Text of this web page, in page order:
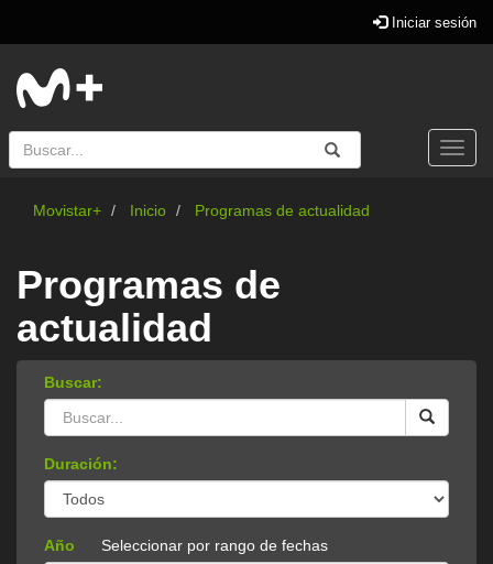
Iniciar sesión
Buscar Enviar
Buscar
Movistar+ Inicio Programas de actualidad
Programas de
actualidad
Buscar:
Duración:
Año Seleccionar por rango de fechas